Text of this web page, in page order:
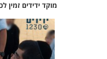
מוקד ידידים זמין לכל